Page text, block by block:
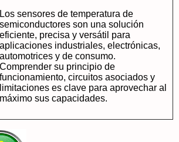
Los sensores de temperatura de
semiconductores son una solución
eficiente, precisa y versátil para
aplicaciones industriales, electrónicas,
automotrices y de consumo.
Comprender su principio de
funcionamiento, circuitos asociados y
limitaciones es clave para aprovechar al
máximo sus capacidades.